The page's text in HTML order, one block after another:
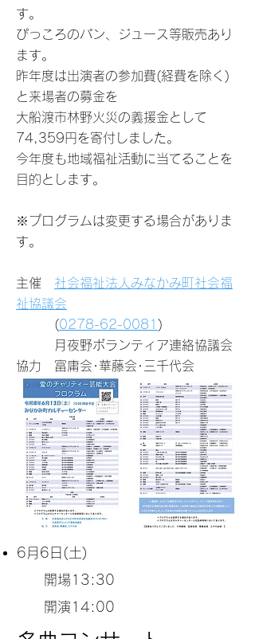
す。
ぴっころのパン、ジュース等販売あり
ます。
昨年度は出演者の参加費(経費を除く)
と来場者の募金を
大船渡市林野火災の義援金として
74,359円を寄付しました。
今年度も地域福祉活動に当てることを
目的とします。
※プログラムは変更する場合がありま
す。
主催 社会福祉法人みなかみ町社会福
祉協議会
(0278-62-0081 )
​ 月夜野ボランティア連絡協議会
​協力 富庸会･華藤会･三千代会
6月6 日(土)
開場13:30
開演14:00